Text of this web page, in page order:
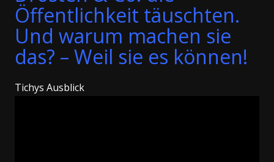
Öffentlichkeit täuschten.
Und warum machen sie
das? – Weil sie es können!
Tichys Ausblick